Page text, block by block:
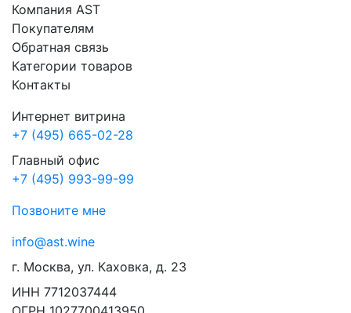
Компания AST
Покупателям
Обратная связь
Категории товаров
Контакты
Интернет витрина
+7 (495) 665-02-28
Главный офис
+7 (495) 993-99-99
Позвоните мне
info@ast.wine
г. Москва, ул. Каховка, д. 23
ИНН 7712037444